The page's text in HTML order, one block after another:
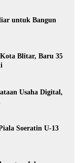
untuk Bangun
Blitar, Baru 35
Usaha Digital,
Soeratin U-13